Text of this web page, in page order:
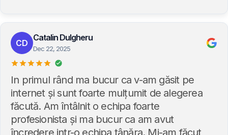
CD
Catalin Dulgheru
Dec 22, 2025
In primul rând ma bucur ca v-am găsit pe
internet și sunt foarte mulțumit de alegerea
făcută. Am întâlnit o echipa foarte
profesionista și ma bucur ca am avut
încredere intr-o echipa tânăra. Mi-am făcut